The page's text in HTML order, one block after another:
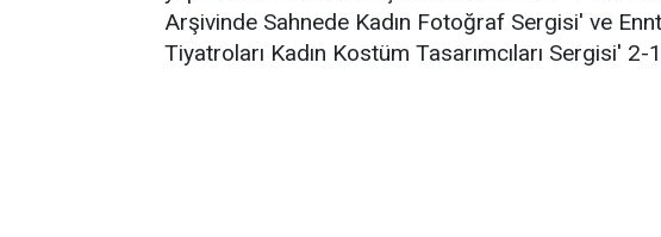
Arşivinde Sahnede Kadın Fotoğraf Sergisi' ve
Tiyatroları Kadın Kostüm Tasarımcıları Sergisi'